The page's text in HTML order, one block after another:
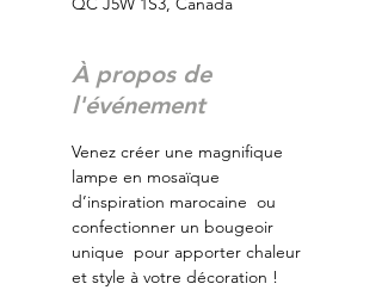
À propos de
l'événement
Venez créer une magnifique
lampe en mosaïque
d’inspiration marocaine  ou
confectionner un bougeoir
unique  pour apporter chaleur
et style à votre décoration !